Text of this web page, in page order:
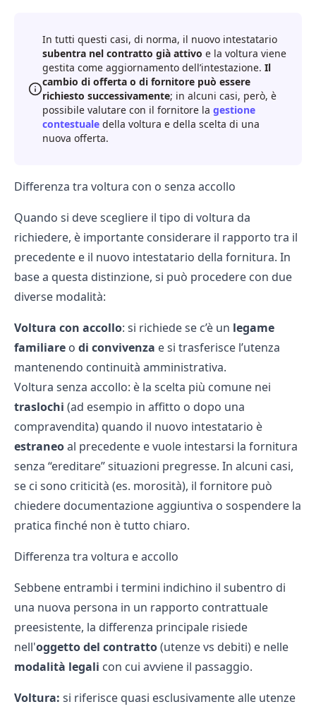
In tutti questi casi, di norma, il nuovo intestatario
subentra nel contratto già attivo e la voltura viene
gestita come aggiornamento dell’intestazione. Il
cambio di offerta o di fornitore può essere
richiesto successivamente; in alcuni casi, però, è
possibile valutare con il fornitore la gestione
contestuale della voltura e della scelta di una
nuova offerta.
Differenza tra voltura con o senza accollo
Quando si deve scegliere il tipo di voltura da
richiedere, è importante considerare il rapporto tra il
precedente e il nuovo intestatario della fornitura. In
base a questa distinzione, si può procedere con due
diverse modalità:
Voltura con accollo: si richiede se c’è un legame
familiare o di convivenza e si trasferisce l’utenza
mantenendo continuità amministrativa.
Voltura senza accollo: è la scelta più comune nei
traslochi (ad esempio in affitto o dopo una
compravendita) quando il nuovo intestatario è
estraneoal precedente e vuole intestarsi la fornitura
senza “ereditare” situazioni pregresse. In alcuni casi,
se ci sono criticità (es. morosità), il fornitore può
chiedere documentazione aggiuntiva o sospendere la
pratica finché non è tutto chiaro.
Differenza tra voltura e accollo
Sebbene entrambi i termini indichino il subentro di
una nuova persona in un rapporto contrattuale
preesistente, la differenza principale risiede
nell'oggetto del contratto(utenze vs debiti) e nelle
modalità legali con cui avviene il passaggio.
Voltura: si riferisce quasi esclusivamente alle utenze